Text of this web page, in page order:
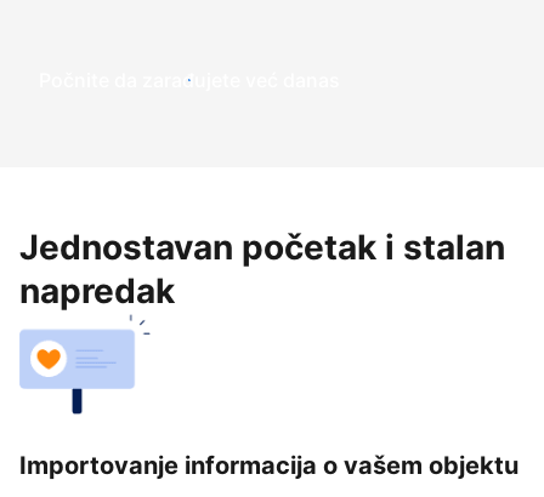
Počnite da zarađujete već danas
Jednostavan početak i stalan
napredak
Importovanje informacija o vašem objektu